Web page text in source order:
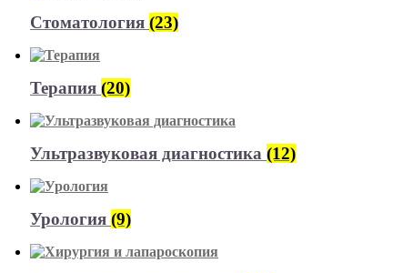
Стоматология (23)
Терапия (20)
Ультразвуковая диагностика (12)
Урология (9)